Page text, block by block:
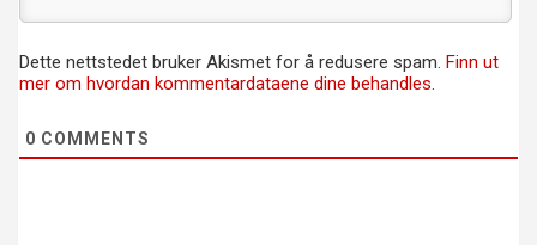
Dette nettstedet bruker Akismet for å redusere spam. Finn ut
mer om hvordan kommentardataene dine behandles.
0 COMMENTS